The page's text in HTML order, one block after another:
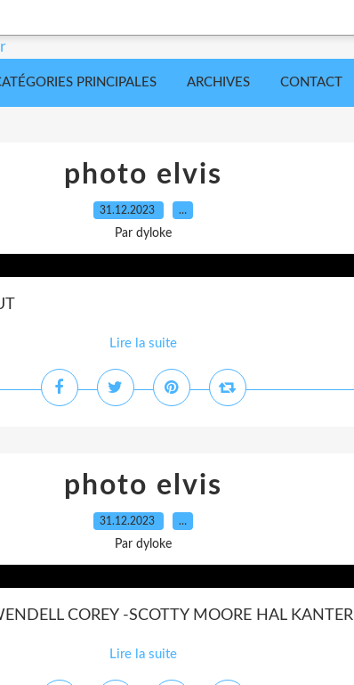
PRINCIPALES ARCHIVES CONTACT
photo elvis
31.12.2023 …
Par dyloke
Lire la suite
photo elvis
31.12.2023 …
Par dyloke
COREY -SCOTTY MOORE HAL KANTER
Lire la suite